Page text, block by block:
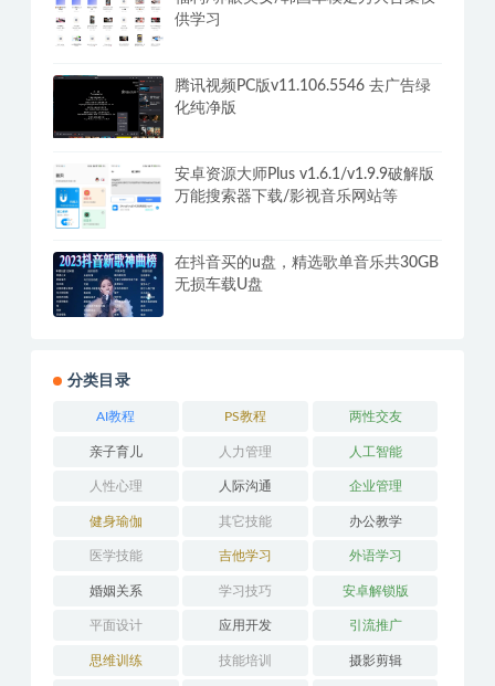
供学习
腾讯视频PC版v11.106.5546 去广告绿
化纯净版
安卓资源大师Plus v1.6.1/v1.9.9破解版
万能搜索器下载/影视音乐网站等
在抖音买的u盘，精选歌单音乐共30GB
无损车载U盘
分类目录
AI教程 PS教程 两性交友
亲子育儿 人力管理 人工智能
人性心理 人际沟通 企业管理
健身瑜伽 其它技能 办公教学
医学技能 吉他学习 外语学习
婚姻关系 学习技巧 安卓解锁版
平面设计 应用开发 引流推广
思维训练 技能培训 摄影剪辑